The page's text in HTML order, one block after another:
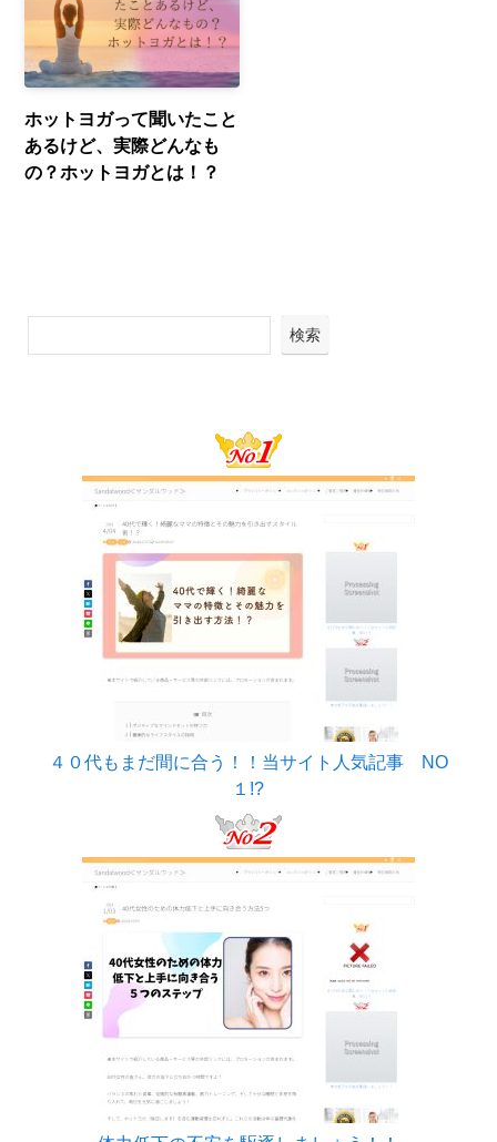
ホットヨガって聞いたこと
あるけど、実際どんなも
の？ホットヨガとは！？
検索
４０代もまだ間に合う！！当サイト人気記事 NO
１!?